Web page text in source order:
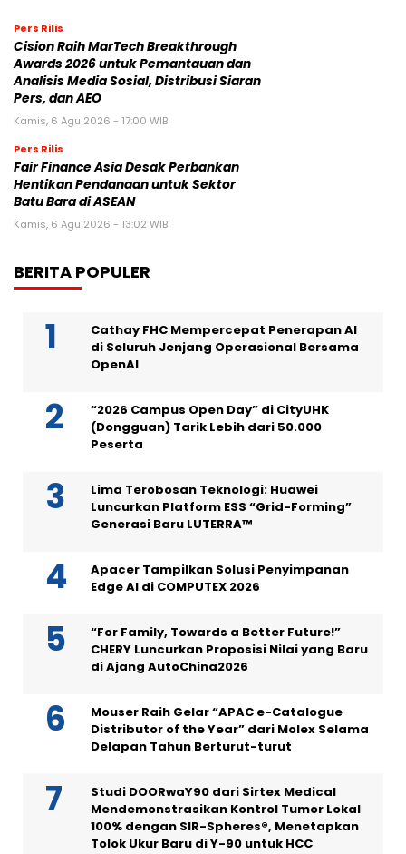
Pers Rilis
Cision Raih MarTech Breakthrough
Awards 2026 untuk Pemantauan dan
Analisis Media Sosial, Distribusi Siaran
Pers, dan AEO
Kamis, 6 Agu 2026 - 17:00 WIB
Pers Rilis
Fair Finance Asia Desak Perbankan
Hentikan Pendanaan untuk Sektor
Batu Bara di ASEAN
Kamis, 6 Agu 2026 - 13:02 WIB
BERITA POPULER
Cathay FHC Mempercepat Penerapan AI
di Seluruh Jenjang Operasional Bersama
OpenAI
“2026 Campus Open Day” di CityUHK
(Dongguan) Tarik Lebih dari 50.000
Peserta
Lima Terobosan Teknologi: Huawei
Luncurkan Platform ESS “Grid-Forming”
Generasi Baru LUTERRA™
Apacer Tampilkan Solusi Penyimpanan
Edge AI di COMPUTEX 2026
“For Family, Towards a Better Future!”
CHERY Luncurkan Proposisi Nilai yang Baru
di Ajang AutoChina2026
Mouser Raih Gelar “APAC e-Catalogue
Distributor of the Year” dari Molex Selama
Delapan Tahun Berturut-turut
Studi DOORwaY90 dari Sirtex Medical
Mendemonstrasikan Kontrol Tumor Lokal
100% dengan SIR-Spheres®, Menetapkan
Tolok Ukur Baru di Y-90 untuk HCC